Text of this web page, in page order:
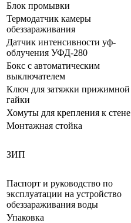
Блок промывки
Термодатчик камеры
обеззараживания
Датчик интенсивности уф-
облучения УФД-280
Бокс с автоматическим
выключателем
Ключ для затяжки прижимной
гайки
Хомуты для крепления к стене
Монтажная стойка
ЗИП
Паспорт и руководство по
эксплуатации на устройство
обеззараживания воды
Упаковка